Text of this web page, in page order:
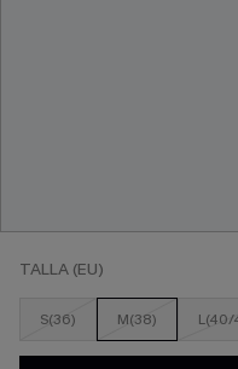
TALLA (EU)
S(36) M(38) L(40/